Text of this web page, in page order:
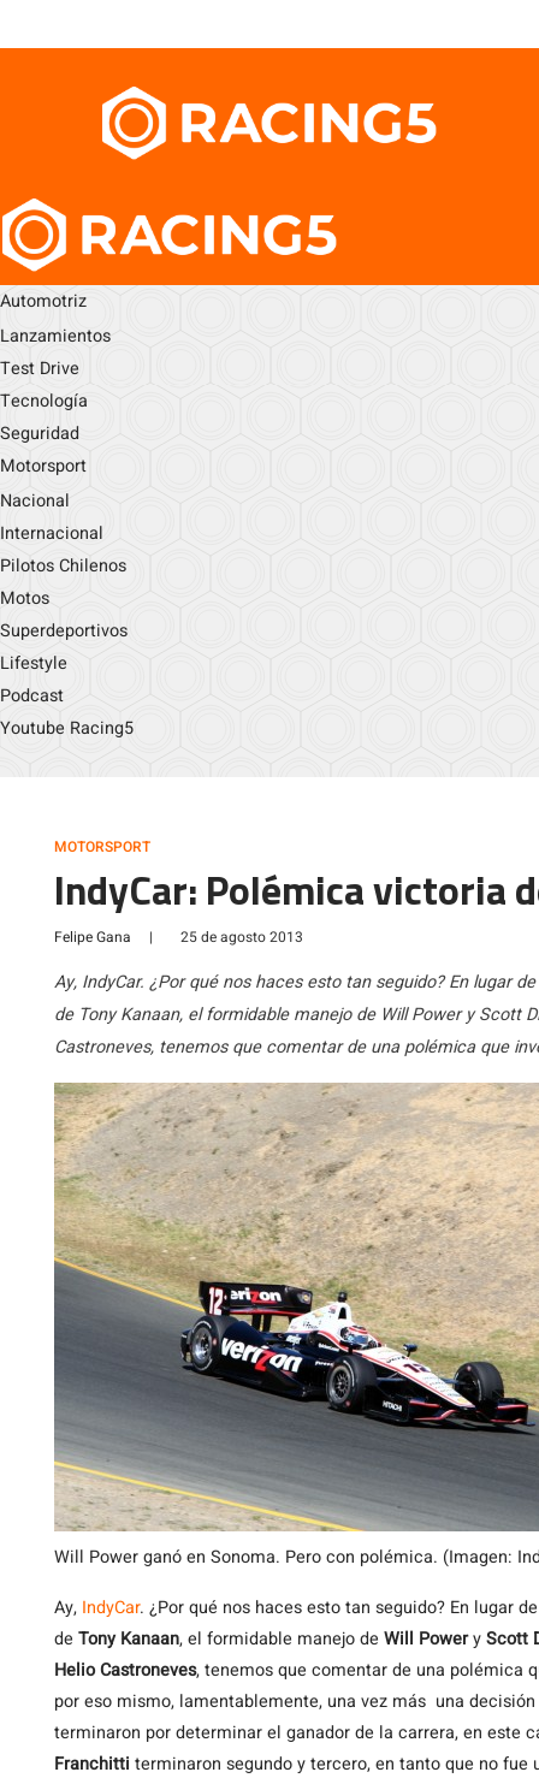
Automotriz
Lanzamientos
Test Drive
Tecnología
Seguridad
Motorsport
Nacional
Internacional
Pilotos Chilenos
Motos
Superdeportivos
Lifestyle
Podcast
Youtube Racing5
MOTORSPORT
IndyCar: Polémica victoria
Felipe Gana | 25 de agosto 2013
Ay, IndyCar. ¿Por qué nos haces esto tan seguido? En lugar
de Tony Kanaan, el formidable manejo de Will Power y Scott
Castroneves, tenemos que comentar de una polémica que
Will Power ganó en Sonoma. Pero con polémica. (Imagen:
Ay, IndyCar. ¿Por qué nos haces esto tan seguido? En lugar
de Tony Kanaan, el formidable manejo de Will PoweryScott
Helio Castroneves, tenemos que comentar de una polémica
por eso mismo, lamentablemente, una vez más una
terminaron por determinar el ganador de la carrera, en este
Franchitti terminaron segundo y tercero, en tanto que no